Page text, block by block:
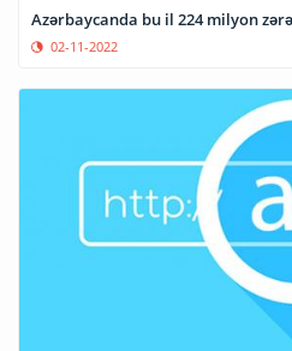
Azərbaycanda bu il
02-11-2022